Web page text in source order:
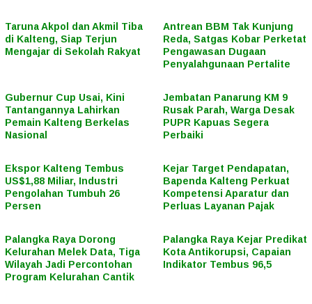
Taruna Akpol dan Akmil Tiba
di Kalteng, Siap Terjun
Mengajar di Sekolah Rakyat
Antrean BBM Tak Kunjung
Reda, Satgas Kobar Perketat
Pengawasan Dugaan
Penyalahgunaan Pertalite
Gubernur Cup Usai, Kini
Tantangannya Lahirkan
Pemain Kalteng Berkelas
Nasional
Jembatan Panarung KM 9
Rusak Parah, Warga Desak
PUPR Kapuas Segera
Perbaiki
Ekspor Kalteng Tembus
US$1,88 Miliar, Industri
Pengolahan Tumbuh 26
Persen
Kejar Target Pendapatan,
Bapenda Kalteng Perkuat
Kompetensi Aparatur dan
Perluas Layanan Pajak
Palangka Raya Dorong
Kelurahan Melek Data, Tiga
Wilayah Jadi Percontohan
Program Kelurahan Cantik
Palangka Raya Kejar Predikat
Kota Antikorupsi, Capaian
Indikator Tembus 96,5